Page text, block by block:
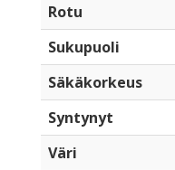
Rotu
Sukupuoli
Säkäkorkeus
Syntynyt
Väri